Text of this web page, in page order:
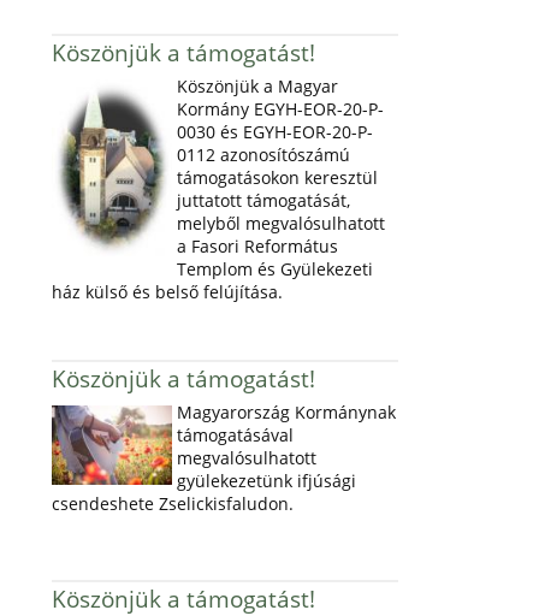
Köszönjük a támogatást!
Köszönjük a Magyar
Kormány EGYH-EOR-20-P-
0030 és EGYH-EOR-20-P-
0112 azonosítószámú
támogatásokon keresztül
juttatott támogatását,
melyből megvalósulhatott
a Fasori Református
Templom és Gyülekezeti
ház külső és belső felújítása.
Köszönjük a támogatást!
Magyarország Kormánynak
támogatásával
megvalósulhatott
gyülekezetünk ifjúsági
csendeshete Zselickisfaludon.
Köszönjük a támogatást!